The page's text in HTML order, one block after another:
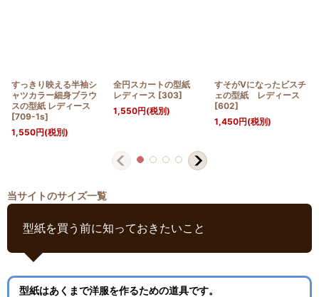
すっきり映える半袖シ
ャツカラー細身ブラウ
スの型紙 レディース
[709-1s]
1,550円(税別)
全円スカートの型紙
レディース [303]
1,550円(税別)
すそがVになったビスチ
ェの型紙 レディース
[602]
1,450円(税別)
当サイトのサイズ一覧
型紙を買う前に知っておきたいこと
型紙はあくまで洋服を作るための道具です。